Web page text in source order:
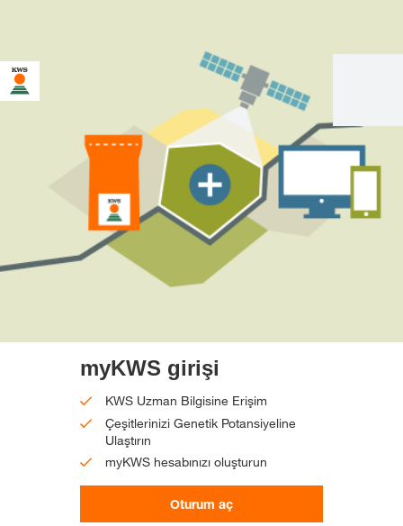
myKWS girişi
KWS Uzman Bilgisine Erişim
Çeşitlerinizi Genetik Potansiyeline
Ulaştırın
myKWS hesabınızı oluşturun
Oturum aç